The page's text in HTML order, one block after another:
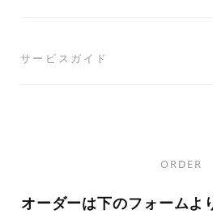
サービスガイド
ORDER
オーダーは下のフォームよ